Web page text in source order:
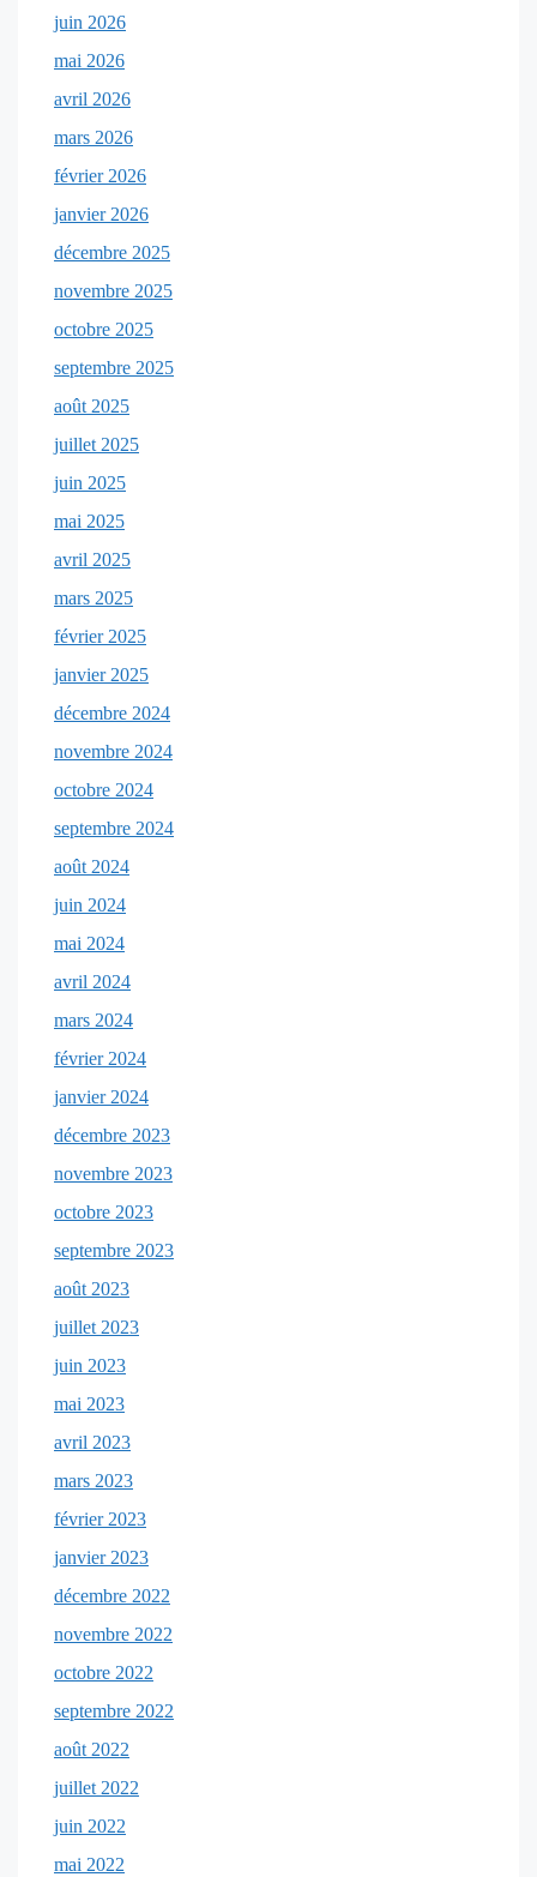
juin 2026
mai 2026
avril 2026
mars 2026
février 2026
janvier 2026
décembre 2025
novembre 2025
octobre 2025
septembre 2025
août 2025
juillet 2025
juin 2025
mai 2025
avril 2025
mars 2025
février 2025
janvier 2025
décembre 2024
novembre 2024
octobre 2024
septembre 2024
août 2024
juin 2024
mai 2024
avril 2024
mars 2024
février 2024
janvier 2024
décembre 2023
novembre 2023
octobre 2023
septembre 2023
août 2023
juillet 2023
juin 2023
mai 2023
avril 2023
mars 2023
février 2023
janvier 2023
décembre 2022
novembre 2022
octobre 2022
septembre 2022
août 2022
juillet 2022
juin 2022
mai 2022